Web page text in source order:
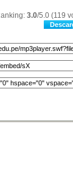
3.0/5.0 (119